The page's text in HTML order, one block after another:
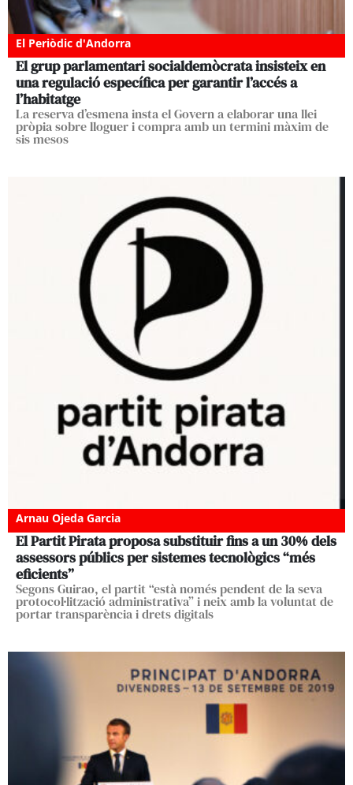
El Periòdic d'Andorra
El grup parlamentari socialdemòcrata insisteix en
una regulació específica per garantir l’accés a
l’habitatge
La reserva d’esmena insta el Govern a elaborar una llei
pròpia sobre lloguer i compra amb un termini màxim de
sis mesos
Arnau Ojeda Garcia
El Partit Pirata proposa substituir fins a un 30% dels
assessors públics per sistemes tecnològics “més
eficients”
Segons Guirao, el partit “està només pendent de la seva
protocol·lització administrativa” i neix amb la voluntat de
portar transparència i drets digitals